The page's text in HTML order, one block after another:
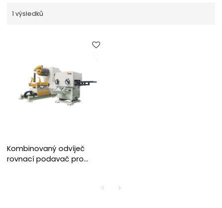
1 výsledků
Kombinovaný odvíječ
rovnací podavač pro